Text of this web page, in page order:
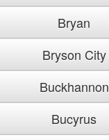
Bryan
Bryson City
Buckhannon
Bucyrus